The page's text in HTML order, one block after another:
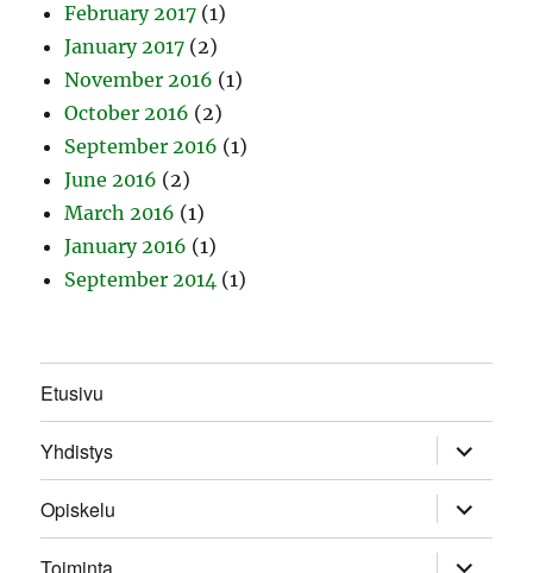
February 2017 (1)
January 2017 (2)
November 2016 (1)
October 2016 (2)
September 2016 (1)
June 2016 (2)
March 2016 (1)
January 2016 (1)
September 2014 (1)
Etusivu
Yhdistys expand
child
menu
Opiskelu
expand
child
menu
expand